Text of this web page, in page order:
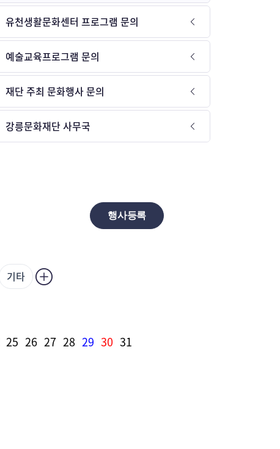
유천생활문화센터 프로그램 문의
예술교육프로그램 문의
재단 주최 문화행사 문의
강릉문화재단 사무국
행사등록
기타
25 26 27 28 29 30 31